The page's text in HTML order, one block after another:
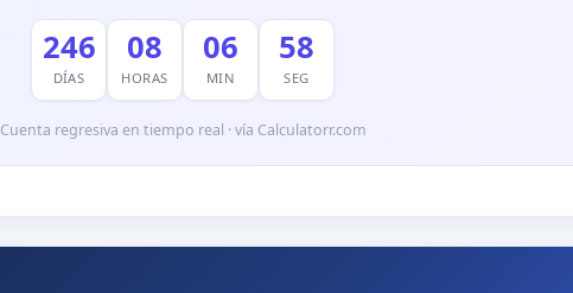
246
DÍAS
08
HORAS
06
MIN
57
SEG
Cuenta regresiva en tiempo real · vía Calculatorr.com